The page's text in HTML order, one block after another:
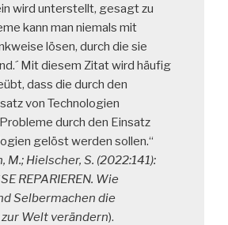
wird unterstellt, gesagt zu
kann man niemals mit
lösen, durch die sie
Mit diesem Zitat wird häufig
dass die durch den
von Technologien
durch den Einsatz
gelöst werden sollen.“
M.; Hielscher, S. (2022:141):
REPARIEREN. Wie
Selbermachen die
Welt verändern).